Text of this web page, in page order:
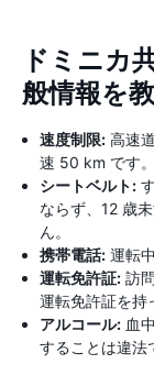
ドミニカ
般情報を
速度制限: 高速
速 50 km です。
シートベルト:
ならず、12 歳
ん。
携帯電話: 運転
運転免許証: 訪
運転免許証を持
アルコール: 血
することは違法